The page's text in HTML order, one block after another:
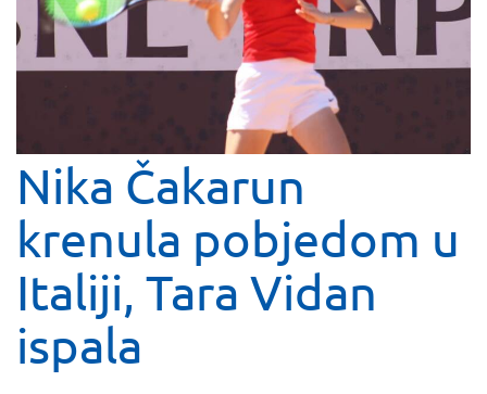
Nika Čakarun
krenula pobjedom u
Italiji, Tara Vidan
ispala